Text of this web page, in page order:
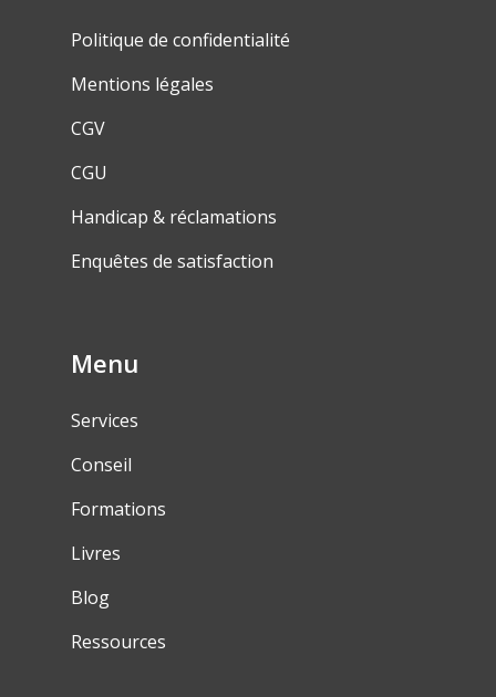
Politique de confidentialité
Mentions légales
CGV
CGU
Handicap & réclamations
Enquêtes de satisfaction
Menu
Services
Conseil
Formations
Livres
Blog
Ressources